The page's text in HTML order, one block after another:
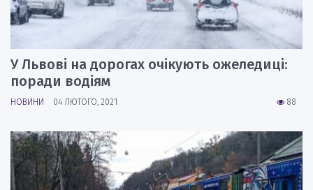
У Львові на дорогах очікують ожеледиці:
поради водіям
88
НОВИНИ 04 ЛЮТОГО, 2021